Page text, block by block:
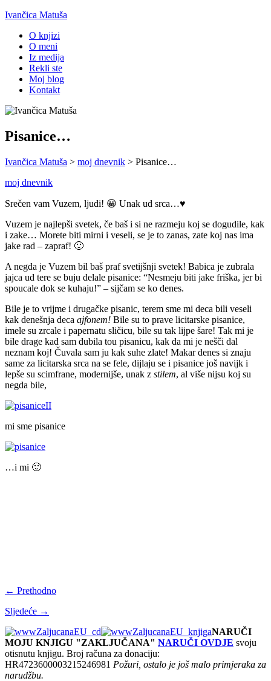
Ivančica Matuša
O knjizi
O meni
Iz medija
Rekli ste
Moj blog
Kontakt
Pisanice…
Ivančica Matuša > moj dnevnik > Pisanice…
moj dnevnik
Srečen vam Vuzem, ljudi! 😀 Unak ud srca…♥
Vuzem je najlepši svetek, če baš i si ne razmeju koj se dogudile, kak
i zake… Morete biti mirni i veseli, se je to zanas, zate koj nas ima
jake rad – zapraf! 🙂
A negda je Vuzem bil baš praf svetijšnji svetek! Babica je zubrala
jajca ud tere se buju delale pisanice: “Nesmeju biti jake friška, jer bi
spoucale dok se kuhaju!” – sijčam se ko denes.
Bile je to vrijme i drugačke pisanic, terem sme mi deca bili veseli
kak denešnja deca ajfonem! Bile su to prave licitarske pisanice,
imele su zrcale i papernatu sličicu, bile su tak lijpe šare! Tak mi je
bile drage kad sam dubila tou pisanicu, kak da mi je nešči dal
neznam koj! Čuvala sam ju kak suhe zlate! Makar denes si znaju
same za licitarska srca na se fele, dijlaju se i pisanice još navijk i
lepše su scimfrane, modernijše, unak z stilem, al više nijsu koj su
negda bile,
mi sme pisanice
…i mi 🙂
← Prethodno
Sljedeće →
NARUČI
MOJU KNJIGU "ZAKLJUČANA" NARUČI OVDJE svoju
otisnutu knjigu. Broj računa za donaciju:
HR4723600003215246981 Požuri, ostalo je još malo primjeraka za
narudžbu.